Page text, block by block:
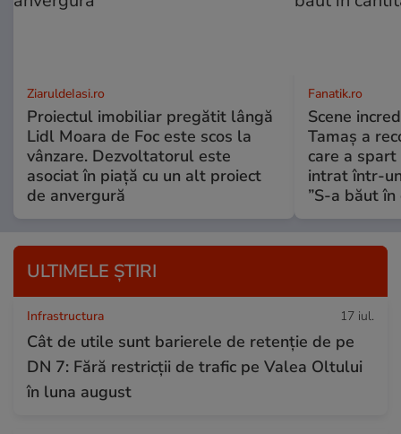
ZiaruldeIasi.ro
Proiectul imobiliar pregătit lângă
Lidl Moara de Foc este scos la
vânzare. Dezvoltatorul este
asociat în piață cu un alt proiect
de anvergură
Fanatik.ro
Scene
Tamaș a
care a
intrat într-
”S-a băut
ULTIMELE ȘTIRI
Infrastructura 17 iul.
Cât de utile sunt barierele de retenție de pe
DN 7: Fără restricții de trafic pe Valea Oltului
în luna august